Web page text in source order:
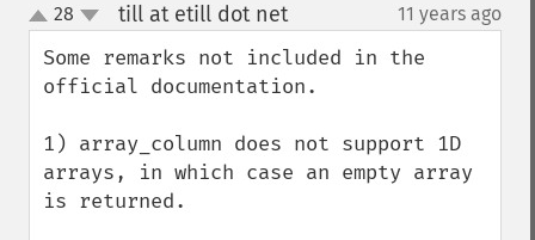
up
down
28 till at etill dot net¶ 11 years ago
Some remarks not included in the
official documentation.
1) array_column does not support 1D
arrays, in which case an empty array
is returned.